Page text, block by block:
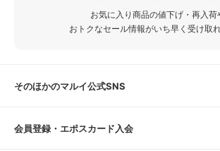
お気に入り商品の値下げ・再入荷
おトクなセール情報がいち早く受け取
そのほかのマルイ公式SNS
会員登録・エポスカード入会